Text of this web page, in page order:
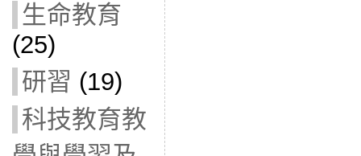
生命教育
(25)
研習 (19)
科技教育教